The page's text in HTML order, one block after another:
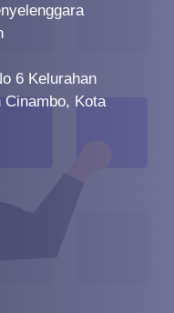
6 Kelurahan
Cinambo, Kota